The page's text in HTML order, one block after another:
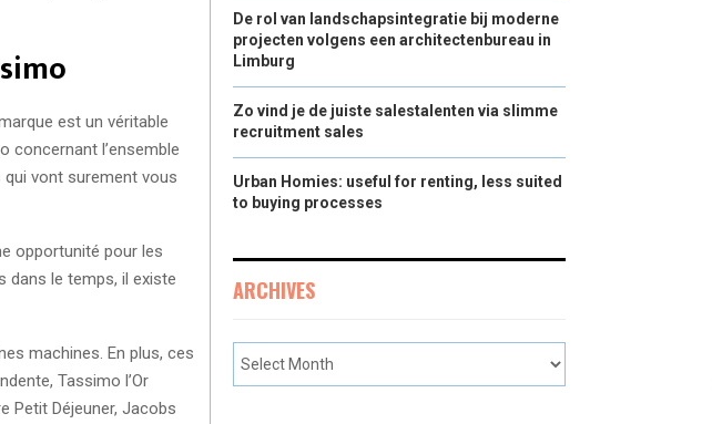
est un véritable
concernant l’ensemble
qui vont surement vous
opportunité pour les
dans le temps, il existe
machines. En plus, ces
Tassimo l’Or
Petit Déjeuner, Jacobs
De rol van landschapsintegratie bij moderne
projecten volgens een architectenbureau in
Limburg
Zo vind je de juiste salestalenten via slimme
recruitment sales
Urban Homies: useful for renting, less suited
to buying processes
ARCHIVES